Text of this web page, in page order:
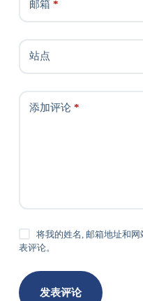
邮箱 *
站点
添加评论*
将我的姓名, 邮箱地址和
表评论。
发表评论